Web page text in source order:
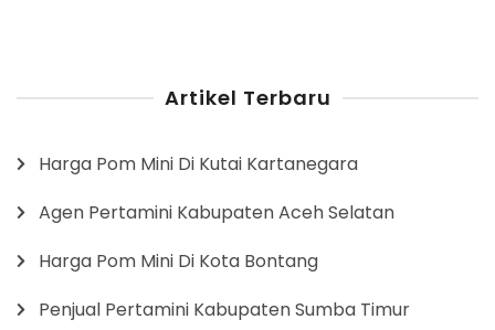
Artikel Terbaru
Harga Pom Mini Di Kutai Kartanegara
Agen Pertamini Kabupaten Aceh Selatan
Harga Pom Mini Di Kota Bontang
Penjual Pertamini Kabupaten Sumba Timur